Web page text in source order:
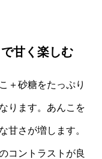
甘く楽しむ
＋砂糖をたっぷり
ります。あんこを
甘さが増します。
コントラストが良